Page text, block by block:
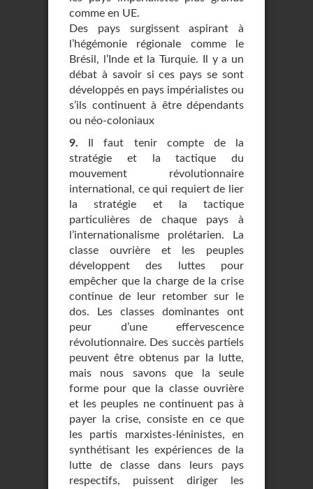
comme en UE.
Des pays surgissent aspirant à
l’hégémonie régionale comme le
Brésil, l’Inde et la Turquie. Il y a un
débat à savoir si ces pays se sont
développés en pays impérialistes ou
s’ils continuent à être dépendants
ou néo-coloniaux
9. Il faut tenir compte de la
stratégie et la tactique du
mouvement révolutionnaire
international, ce qui requiert de lier
la stratégie et la tactique
particulières de chaque pays à
l’internationalisme prolétarien. La
classe ouvrière et les peuples
développent des luttes pour
empêcher que la charge de la crise
continue de leur retomber sur le
dos. Les classes dominantes ont
peur d’une effervescence
révolutionnaire. Des succès partiels
peuvent être obtenus par la lutte,
mais nous savons que la seule
forme pour que la classe ouvrière
et les peuples ne continuent pas à
payer la crise, consiste en ce que
les partis marxistes-léninistes, en
synthétisant les expériences de la
lutte de classe dans leurs pays
respectifs, puissent diriger les